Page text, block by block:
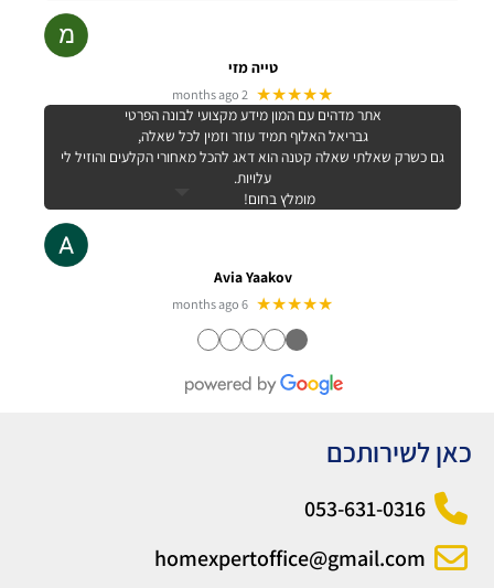
טייה מזי
★★★★★
2 months ago
אתר מדהים עם המון מידע מקצועי לבונה הפרטי
גבריאל האלוף תמיד עוזר וזמין לכל שאלה,
גם כשרק שאלתי שאלה קטנה הוא דאג להכל מאחורי הקלעים והוזיל לי
עלויות.
מומלץ בחום!
Avia Yaakov
★★★★★
6 months ago
●
●
●
●
●
כאן לשירותכם
053-631-0316
homexpertoffice@gmail.com